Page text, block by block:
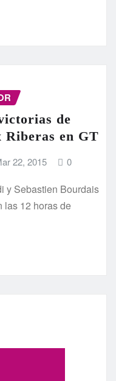
de
en GT
22, 2015 0
y Sebastien Bourdais
las 12 horas de